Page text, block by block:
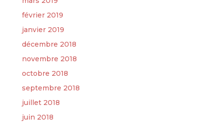
février 2019
janvier 2019
décembre 2018
novembre 2018
octobre 2018
septembre 2018
juillet 2018
juin 2018